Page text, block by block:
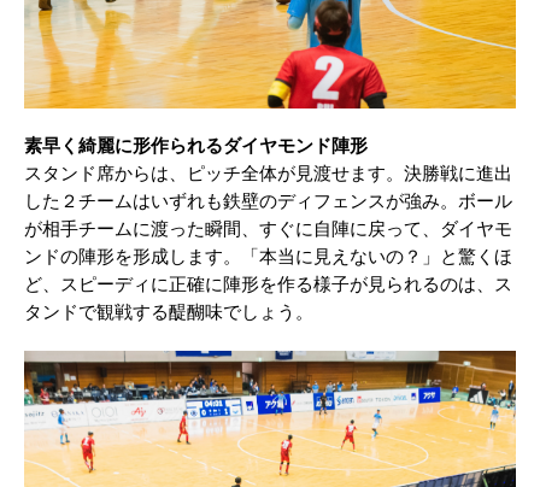
素早く綺麗に形作られるダイヤモンド陣形
スタンド席からは、ピッチ全体が見渡せます。決勝戦に進出
した２チームはいずれも鉄壁のディフェンスが強み。ボール
が相手チームに渡った瞬間、すぐに自陣に戻って、ダイヤモ
ンドの陣形を形成します。「本当に見えないの？」と驚くほ
ど、スピーディに正確に陣形を作る様子が見られるのは、ス
タンドで観戦する醍醐味でしょう。